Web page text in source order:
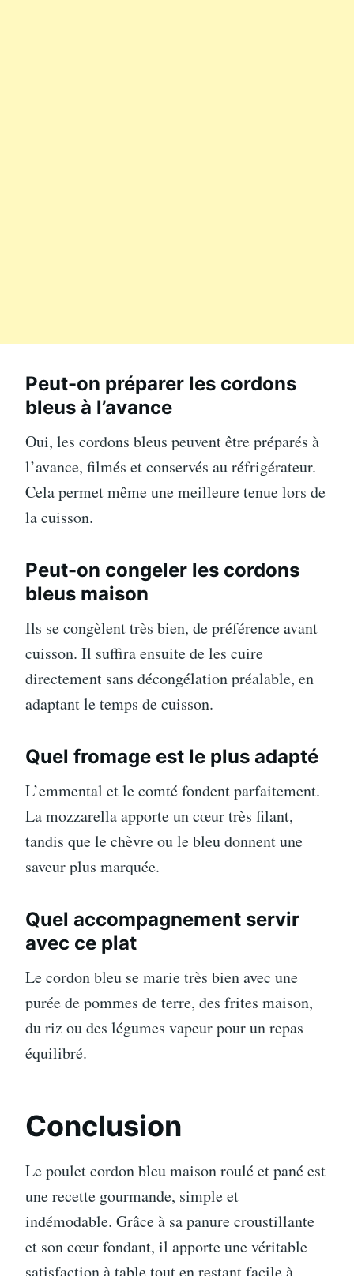
Peut-on préparer les cordons
bleus à l’avance
Oui, les cordons bleus peuvent être préparés à
l’avance, filmés et conservés au réfrigérateur.
Cela permet même une meilleure tenue lors de
la cuisson.
Peut-on congeler les cordons
bleus maison
Ils se congèlent très bien, de préférence avant
cuisson. Il suffira ensuite de les cuire
directement sans décongélation préalable, en
adaptant le temps de cuisson.
Quel fromage est le plus adapté
L’emmental et le comté fondent parfaitement.
La mozzarella apporte un cœur très filant,
tandis que le chèvre ou le bleu donnent une
saveur plus marquée.
Quel accompagnement servir
avec ce plat
Le cordon bleu se marie très bien avec une
purée de pommes de terre, des frites maison,
du riz ou des légumes vapeur pour un repas
équilibré.
Conclusion
Le poulet cordon bleu maison roulé et pané est
une recette gourmande, simple et
indémodable. Grâce à sa panure croustillante
et son cœur fondant, il apporte une véritable
satisfaction à table tout en restant facile à